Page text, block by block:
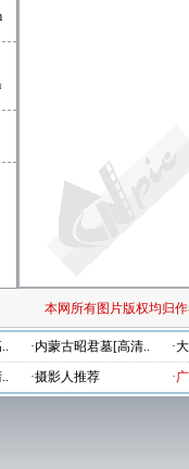
本网所有图片版权均归
·内蒙古昭君墓[高清.. ·
·摄影人推荐 ·